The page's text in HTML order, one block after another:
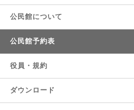
公民館について
公民館予約表
役員・規約
ダウンロード